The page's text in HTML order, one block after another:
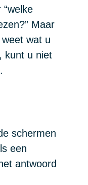
Maar
wat u
kunt u niet
schermen
een
antwoord